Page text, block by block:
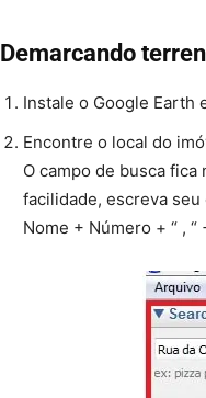
Demarcando
Instale o Google Earth
Encontre o local do
O campo de busca
facilidade, escreva seu
Nome + Número + “ , “